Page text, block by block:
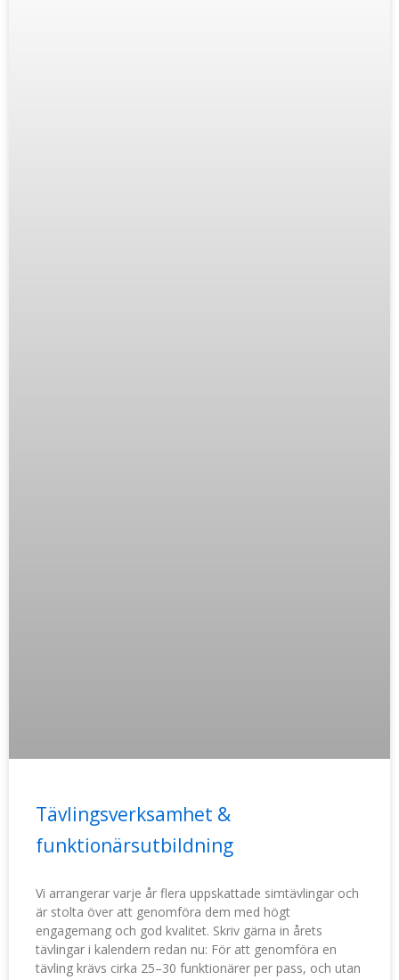
Tävlingsverksamhet &
funktionärsutbildning
Vi arrangerar varje år flera uppskattade simtävlingar och
är stolta över att genomföra dem med högt
engagemang och god kvalitet. Skriv gärna in årets
tävlingar i kalendern redan nu: För att genomföra en
tävling krävs cirka 25–30 funktionärer per pass, och utan